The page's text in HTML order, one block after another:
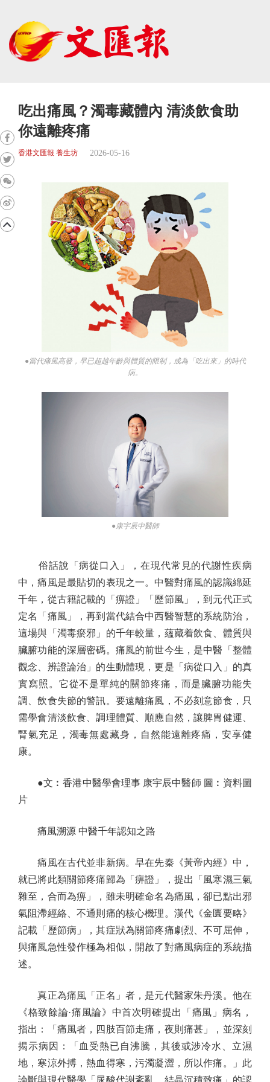
吃出痛風？濁毒藏體內 清淡飲食助
你遠離疼痛
香港文匯報 養生坊 2026-05-16
●當代痛風高發，早已超越年齡與體質的限制，成為「吃出來」的時代
病。
●康宇辰中醫師
俗話說「病從口入」，在現代常見的代謝性疾病
中，痛風是最貼切的表現之一。中醫對痛風的認識綿延
千年，從古籍記載的「痹證」「歷節風」，到元代正式
定名「痛風」，再到當代結合中西醫智慧的系統防治，
這場與「濁毒瘀邪」的千年較量，蘊藏着飲食、體質與
臟腑功能的深層密碼。痛風的前世今生，是中醫「整體
觀念、辨證論治」的生動體現，更是「病從口入」的真
實寫照。它從不是單純的關節疼痛，而是臟腑功能失
調、飲食失節的警訊。要遠離痛風，不必刻意節食，只
需學會清淡飲食、調理體質、順應自然，讓脾胃健運、
腎氣充足，濁毒無處藏身，自然能遠離疼痛，安享健
康。
●文︰香港中醫學會理事 康宇辰中醫師 圖︰資料圖
片
痛風溯源 中醫千年認知之路
痛風在古代並非新病。早在先秦《黃帝內經》中，
就已將此類關節疼痛歸為「痹證」，提出「風寒濕三氣
雜至，合而為痹」，雖未明確命名為痛風，卻已點出邪
氣阻滯經絡、不通則痛的核心機理。漢代《金匱要略》
記載「歷節病」，其症狀為關節疼痛劇烈、不可屈伸，
與痛風急性發作極為相似，開啟了對痛風病症的系統描
述。
真正為痛風「正名」者，是元代醫家朱丹溪。他在
《格致餘論·痛風論》中首次明確提出「痛風」病名，
指出：「痛風者，四肢百節走痛，夜則痛甚」，並深刻
揭示病因：「血受熱已自沸騰，其後或涉冷水、立濕
地，寒涼外搏，熱血得寒，污濁凝澀，所以作痛。」此
論斷與現代醫學「尿酸代謝紊亂、結晶沉積致痛」的認